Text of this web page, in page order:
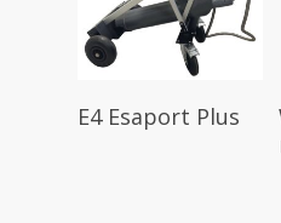
Pročitaj Više
E4 Esaport Plus